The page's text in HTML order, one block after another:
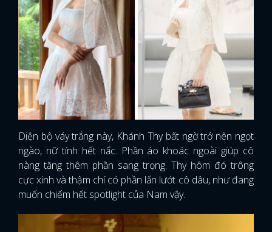
Diện bộ váy trắng này, Khánh Thy bất ngờ trở nên ngọt
ngào, nữ tính hết nấc. Phần áo khoác ngoài giúp cô
nàng tăng thêm phần sang trọng. Thy hôm đó trông
cực xinh và thậm chí có phần lấn lướt cô dâu, như đang
muốn chiếm hết spotlight của Nam vậy.